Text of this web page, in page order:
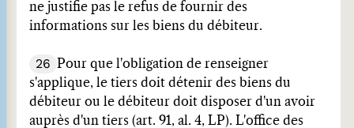
ne justifie pas le refus de fournir des
informations sur les biens du débiteur.
26
Pour que l'obligation de renseigner
s'applique, le tiers doit détenir des biens du
débiteur ou le débiteur doit disposer d'un avoir
auprès d'un tiers (art. 91, al. 4, LP). L'office des